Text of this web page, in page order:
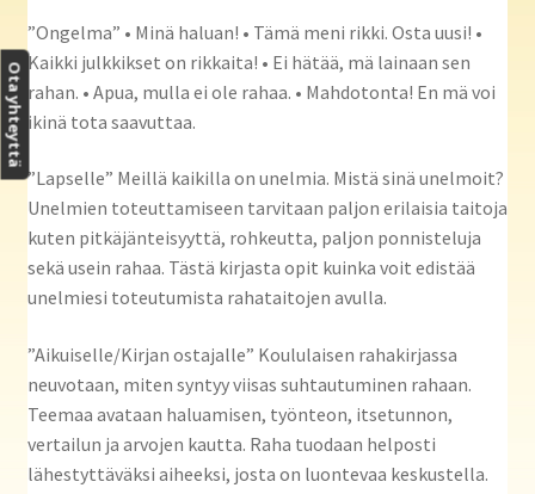
”Ongelma” • Minä haluan! • Tämä meni rikki. Osta uusi! •
Kaikki julkkikset on rikkaita! • Ei hätää, mä lainaan sen
rahan. • Apua, mulla ei ole rahaa. • Mahdotonta! En mä voi
ikinä tota saavuttaa.
”Lapselle” Meillä kaikilla on unelmia. Mistä sinä unelmoit?
Unelmien toteuttamiseen tarvitaan paljon erilaisia taitoja
kuten pitkäjänteisyyttä, rohkeutta, paljon ponnisteluja
sekä usein rahaa. Tästä kirjasta opit kuinka voit edistää
unelmiesi toteutumista rahataitojen avulla.
”Aikuiselle/Kirjan ostajalle” Koululaisen rahakirjassa
neuvotaan, miten syntyy viisas suhtautuminen rahaan.
Teemaa avataan haluamisen, työnteon, itsetunnon,
vertailun ja arvojen kautta. Raha tuodaan helposti
lähestyttäväksi aiheeksi, josta on luontevaa keskustella.
Ota yhteyttä